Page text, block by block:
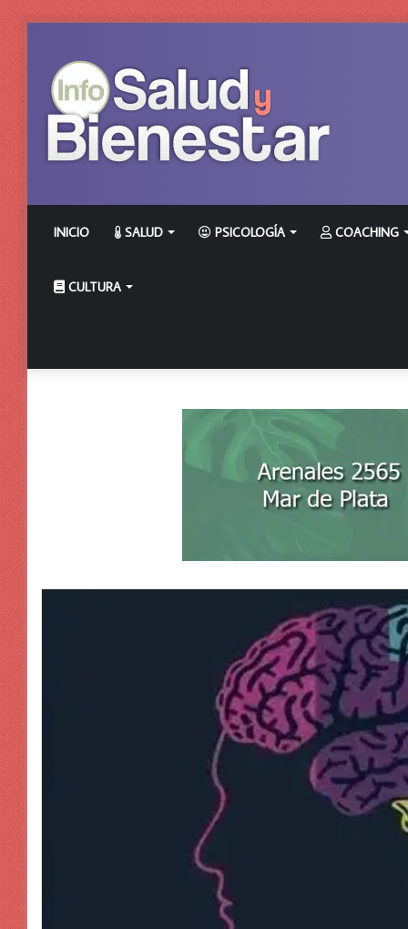
INICIO SALUD PSICOLOGÍA COACHING
CULTURA